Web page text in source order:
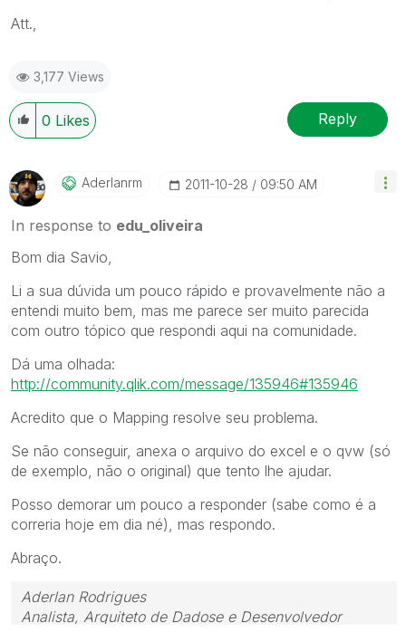
Att.,
3,177 Views
0 Likes Reply
Aderlanrm ‎2011-10-28 09:50 AM
In response to edu_oliveira
Bom dia Savio,
Li a sua dúvida um pouco rápido e provavelmente não a
entendi muito bem, mas me parece ser muito parecida
com outro tópico que respondi aqui na comunidade.
Dá uma olhada:
http://community.qlik.com/message/135946#135946
Acredito que o Mapping resolve seu problema.
Se não conseguir, anexa o arquivo do excel e o qvw (só
de exemplo, não o original) que tento lhe ajudar.
Posso demorar um pouco a responder (sabe como é a
correria hoje em dia né), mas respondo.
Abraço.
Aderlan Rodrigues
Analista, Arquiteto de Dadose e Desenvolvedor